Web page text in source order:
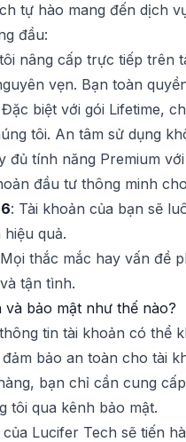
tự hào mang đến dịch
đầu:
nâng cấp trực tiếp trên
vẹn. Bạn toàn
Đặc biệt với gói Lifetime,
tôi. An tâm sử dụng
đủ tính năng Premium
đầu tư thông minh
: Tài khoản của bạn sẽ
quả.
thắc mắc hay vấn đề
tận tình.
bảo mật như thế nào?
tin tài khoản có thể
bảo an toàn cho tài
bạn chỉ cần cung
tôi qua kênh bảo mật.
của Lucifer Tech sẽ tiến